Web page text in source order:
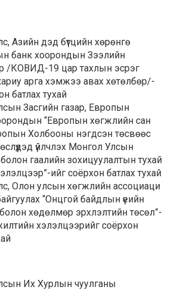
Азийн дэд бүтцийн хөрөнгө
банк хоорондын Зээлийн
/КОВИД-19 цар тахлын эсрэг
арга хэмжээ авах хөтөлбөр/-
батлах тухай
Засгийн газар, Европын
“Европын хөгжлийн сан
Холбооны нэгдсэн төсвөөс
үйлчлэх Монгол Улсын
гаалийн зохицуулалтын тухай
ийг соёрхон батлах тухай
Олон улсын хөгжлийн ассоциаци
“Онцгой байдлын үеийн
хөдөлмөр эрхлэлтийн төсөл”-
хэлэлцээрийг соёрхон
Их Хурлын чуулганы